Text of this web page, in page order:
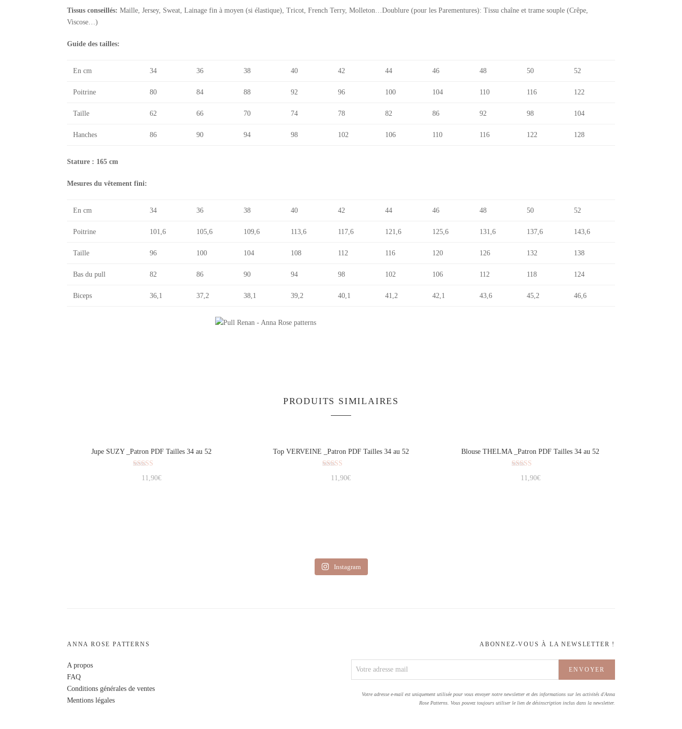
Tissus conseillés: Maille, Jersey, Sweat, Lainage fin à moyen (si élastique), Tricot, French Terry, Molleton…Doublure (pour les Parementures): Tissu chaîne et trame souple (Crêpe,
Viscose…)
Guide des tailles:
En cm 34 36 38 40 42 44 46 48 50 52
Poitrine 80 84 88 92 96 100 104 110 116 122
Taille 62 66 70 74 78 82 86 92 98 104
Hanches 86 90 94 98 102 106 110 116 122 128
Stature : 165 cm
Mesures du vêtement fini:
En cm 34 36 38 40 42 44 46 48 50 52
Poitrine 101,6 105,6 109,6 113,6 117,6 121,6 125,6 131,6 137,6 143,6
Taille 96 100 104 108 112 116 120 126 132 138
Bas du pull 82 86 90 94 98 102 106 112 118 124
Biceps 36,1 37,2 38,1 39,2 40,1 41,2 42,1 43,6 45,2 46,6
PRODUITS SIMILAIRES
Jupe SUZY _Patron PDF Tailles 34 au 52
Note
5.00
11,90€
Top VERVEINE _Patron PDF Tailles 34 au 52
Note
5.00
11,90€
Blouse THELMA _Patron PDF Tailles 34 au 52
Note
4.75
11,90€
Instagram
ANNA ROSE PATTERNS
A propos
FAQ
Conditions générales de ventes
Mentions légales
ABONNEZ-VOUS À LA NEWSLETTER !
Votre adresse e-mail est uniquement utilisée pour vous envoyer notre newsletter et des informations sur les activités d'Anna
Rose Patterns. Vous pouvez toujours utiliser le lien de désinscription inclus dans la newsletter.